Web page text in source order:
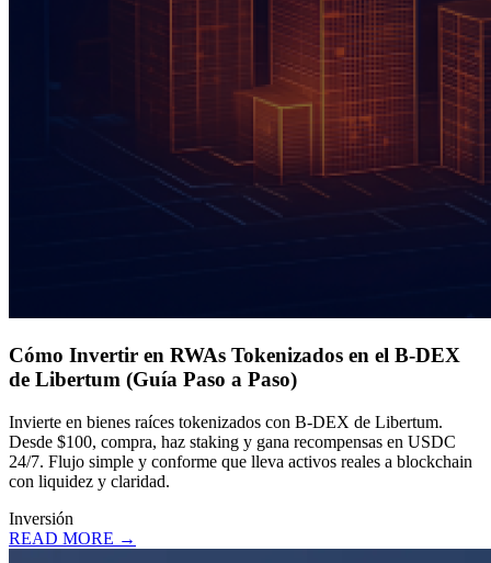
Cómo Invertir en RWAs Tokenizados en el B-DEX
de Libertum (Guía Paso a Paso)
Invierte en bienes raíces tokenizados con B-DEX de Libertum.
Desde $100, compra, haz staking y gana recompensas en USDC
24/7. Flujo simple y conforme que lleva activos reales a blockchain
con liquidez y claridad.
Inversión
READ MORE →